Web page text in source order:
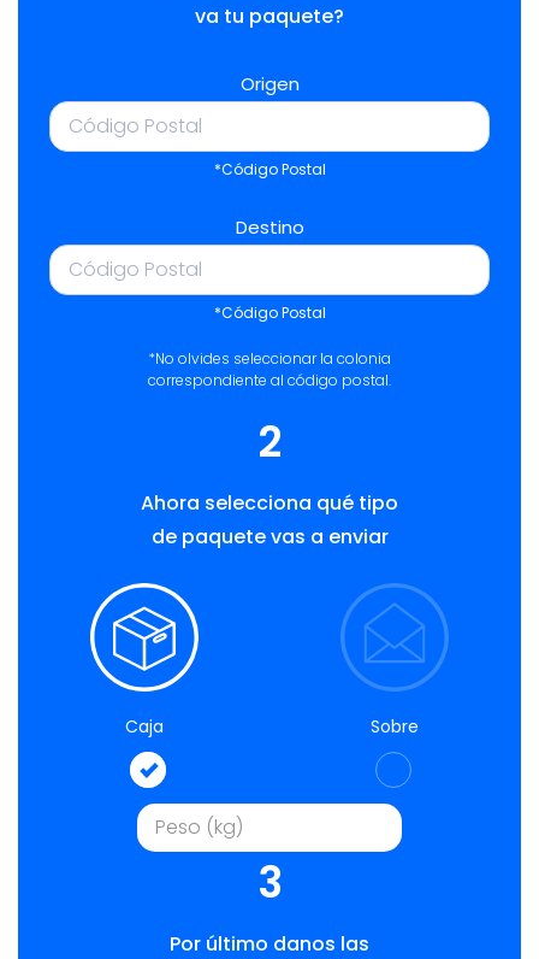
va tu paquete?
Origen
*Código Postal
Destino
*Código Postal
*No olvides seleccionar la colonia
correspondiente al código postal.
2
Ahora selecciona qué tipo
de paquete vas a enviar
Caja Sobre
3
Por último danos las